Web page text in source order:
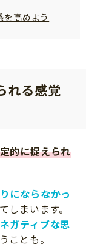
を高めよう
れる感覚
的に捉えられ
にならなかっ
てしまいます。
ガティブな思
ことも。